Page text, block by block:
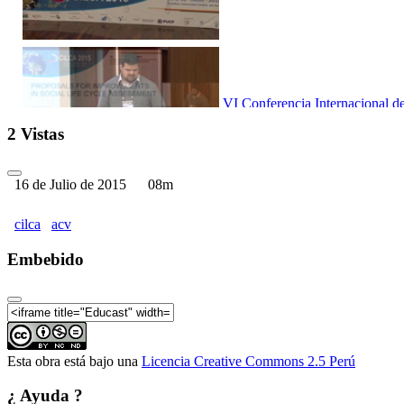
VI Conferencia Internacional
2 Vistas
16 de Julio de 2015 08m
cilca acv
Embebido
Esta obra está bajo una Licencia Creative Commons 2.5 Perú
¿ Ayuda ?